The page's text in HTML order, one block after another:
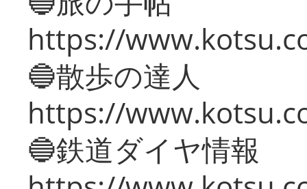
https://
🔵散歩の達人
https://
🔵鉄道ダイヤ情報